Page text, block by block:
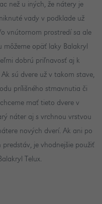
než u iných, že nátery je
vady v podklade už
vnútornom prostredí sa ale
opäť laky Balakryl
dobrú priľnavosť aj k
sú dvere už v takom stave,
prílišného stmavnutia či
mať tieto dvere v
náter aj s vrchnou vrstvou
nových dverí. Ak ani po
je vhodnejšie použiť
Telux.